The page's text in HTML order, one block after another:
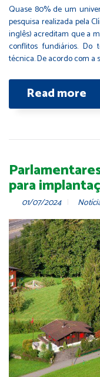
Quase 80% de um
pesquisa realizada pela
inglês) acreditam que a
conflitos fundiários. Do
técnica. De acordo com a
Read more
para
01/07/2024